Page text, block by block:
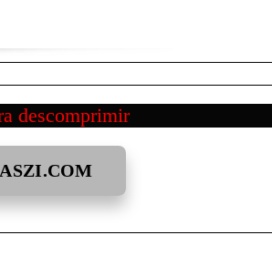
descomprimir